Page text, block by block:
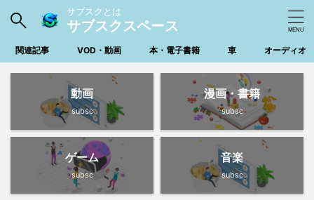
サブスクとは
サブスクスペース
関連記事 VOD・動画 本・電子書籍 車 オーディオ
動画
subsc
漫画・書籍
subsc
ゲーム
subsc
音楽
subsc